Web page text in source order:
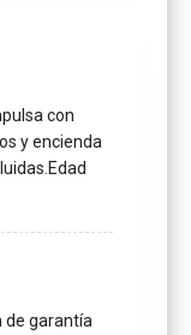
con
y encienda
de garantía